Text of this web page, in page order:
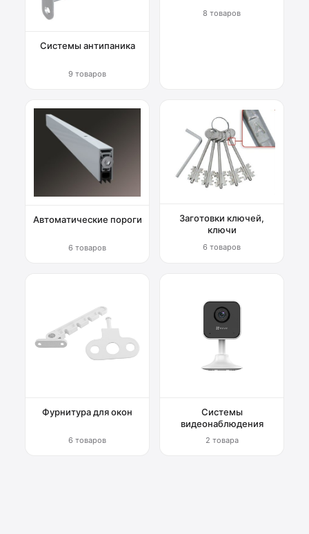
Системы антипаника
9 товаров
8 товаров
Автоматические пороги
6 товаров
Заготовки ключей,
ключи
6 товаров
Фурнитура для окон
6 товаров
Системы
видеонаблюдения
2 товара